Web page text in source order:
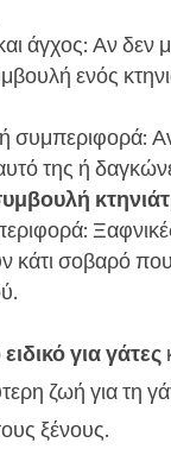
άγχος: Αν δεν
ενός
συμπεριφορά:
της ή
κάτι σοβαρό
για γάτες
ζωή για τη
ξένους.